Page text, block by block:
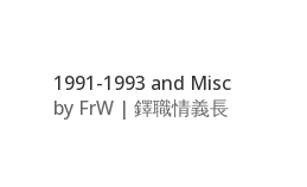
1991-1993 and Misc
by FrW| 鐸職情義長